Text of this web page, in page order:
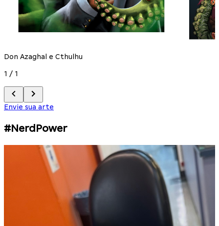
Don Azaghal e Cthulhu
1 / 1
Envie sua arte
#NerdPower